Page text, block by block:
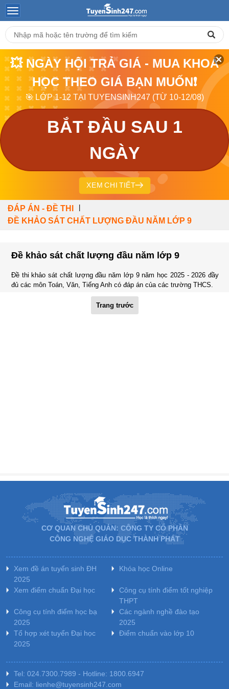
💥 NGÀY HỘI TRẢ GIÁ - MUA KHOÁ
HỌC THEO GIÁ BẠN MUỐN❗
🎯 LỚP 1-12 TẠI TUYENSINH247 (TỪ 10-12/08)
BẮT ĐẦU SAU 1
NGÀY
XEM CHI TIẾT
ĐÁP ÁN - ĐỀ THI
ĐỀ KHẢO SÁT CHẤT LƯỢNG ĐẦU NĂM LỚP 9
Đề khảo sát chất lượng đầu năm lớp 9
Đề thi khảo sát chất lượng đầu năm lớp 9 năm học 2025 - 2026 đầy
đủ các môn Toán, Văn, Tiếng Anh có đáp án của các trường THCS.
Trang trước
CƠ QUAN CHỦ QUẢN: CÔNG TY CỔ PHẦN
CÔNG NGHỆ GIÁO DỤC THÀNH PHÁT
Xem đề án tuyển sinh ĐH
2025
Khóa học Online
Xem điểm chuẩn Đại học
Công cụ tính điểm tốt nghiệp
THPT
Công cụ tính điểm học bạ
2025
Các ngành nghề đào tạo
2025
Tổ hợp xét tuyển Đại học
2025
Điểm chuẩn vào lớp 10
Tel: 024.7300.7989 - Hotline: 1800.6947
Email: lienhe@tuyensinh247.com